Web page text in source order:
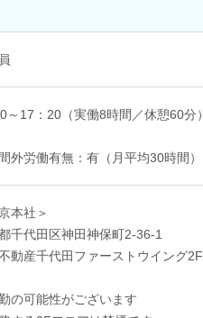
～17：20（実働8時間／休憩60分）
外労働有無：有（月平均30時間）
本社＞
千代田区神田神保町2-36-1
動産千代田ファーストウイング2F
の可能性がございます